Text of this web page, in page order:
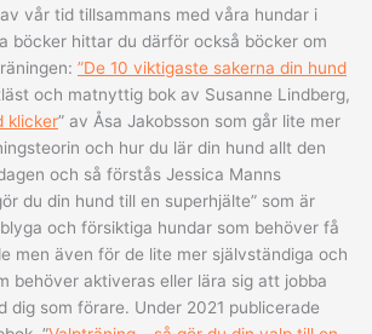
vår tid tillsammans med våra hundar i
böcker hittar du därför också böcker om
”De 10 viktigaste sakerna din hund
och matnyttig bok av Susanne Lindberg,
klicker” av Åsa Jakobsson som går lite mer
och hur du lär din hund allt den
och så förstås Jessica Manns
du din hund till en superhjälte” som är
och försiktiga hundar som behöver få
men även för de lite mer självständiga och
behöver aktiveras eller lära sig att jobba
dig som förare. Under 2021 publicerade